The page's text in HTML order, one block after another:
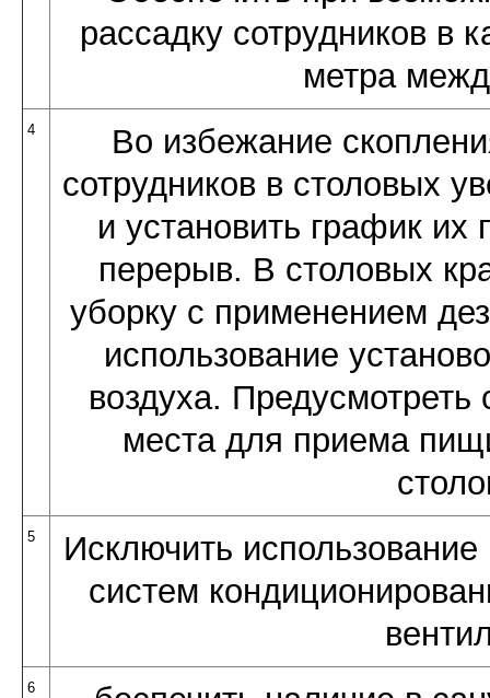
рассадку сотрудников в
метра
4
Во избежание
сотрудников в столовых
и установить график
перерыв. В столовых
уборку с применением
использование
воздуха.
места для приема
5
Исключить
систем
6